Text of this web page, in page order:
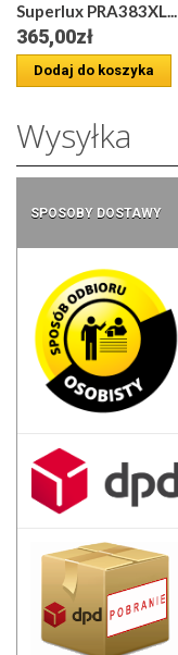
Superlux PRA383XL...
365,00zł
Dodaj do koszyka
Wysyłka
SPOSOBY DOSTAWY